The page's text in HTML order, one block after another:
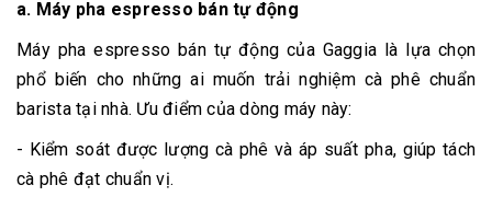
a. Máy pha espresso bán tự động
Máy pha espresso bán tự động của Gaggia là lựa chọn
phổ biến cho những ai muốn trải nghiệm cà phê chuẩn
barista tại nhà. Ưu điểm của dòng máy này:
- Kiểm soát được lượng cà phê và áp suất pha, giúp tách
cà phê đạt chuẩn vị.